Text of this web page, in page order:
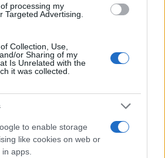
processing my
Targeted Advertising.
Collection, Use,
or Sharing of my
Is Unrelated with the
it was collected.
to enable storage
like cookies on web or
apps.
πάνω από τα 85
αμερικανικό WTI κινείται προς τα